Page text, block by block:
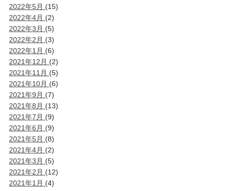
2022年5月 (15)
2022年4月 (2)
2022年3月 (5)
2022年2月 (3)
2022年1月 (6)
2021年12月 (2)
2021年11月 (5)
2021年10月 (6)
2021年9月 (7)
2021年8月 (13)
2021年7月 (9)
2021年6月 (9)
2021年5月 (8)
2021年4月 (2)
2021年3月 (5)
2021年2月 (12)
2021年1月 (4)